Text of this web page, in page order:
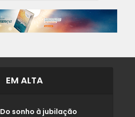
EM ALTA
Do sonho à jubilação